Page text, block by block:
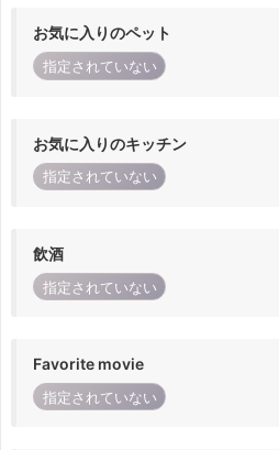
お気に入りのペット
指定されていない
お気に入りのキッチン
指定されていない
飲酒
指定されていない
Favorite movie
指定されていない